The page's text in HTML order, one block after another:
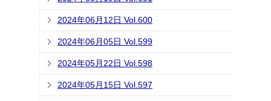
2024年06月12日 Vol.600
2024年06月05日 Vol.599
2024年05月22日 Vol.598
2024年05月15日 Vol.597